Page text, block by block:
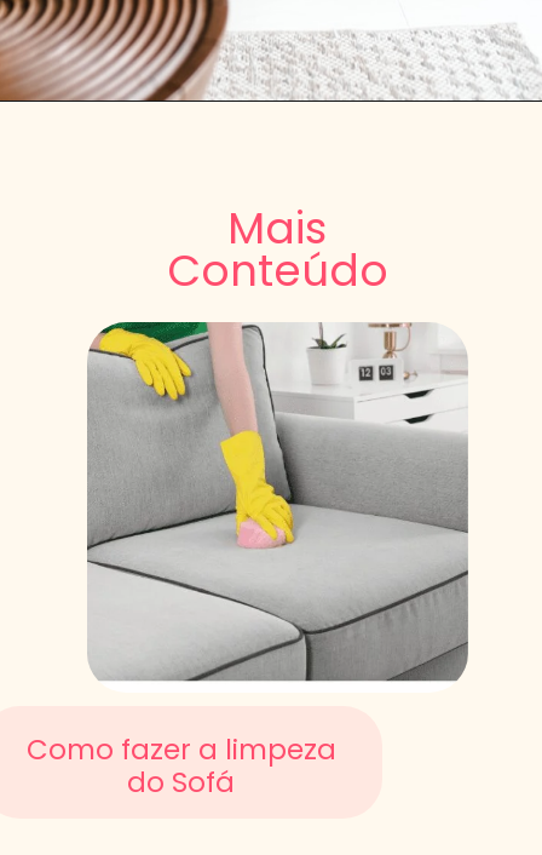
Mais
Conteúdo
Como fazer a limpeza
do Sofá